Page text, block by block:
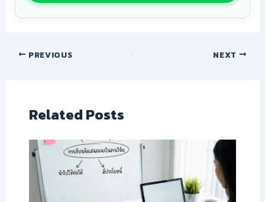
PREVIOUS NEXT
Related Posts